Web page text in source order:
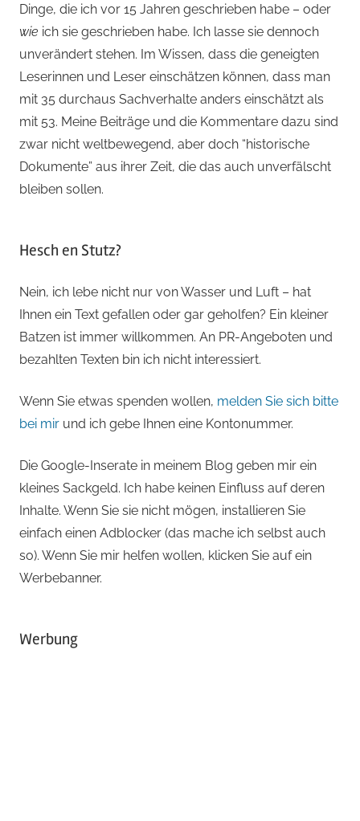
Dinge, die ich vor 15 Jahren geschrieben habe – oder
wie ich sie geschrieben habe. Ich lasse sie dennoch
unverändert stehen. Im Wissen, dass die geneigten
Leserinnen und Leser einschätzen können, dass man
mit 35 durchaus Sachverhalte anders einschätzt als
mit 53. Meine Beiträge und die Kommentare dazu sind
zwar nicht weltbewegend, aber doch “historische
Dokumente” aus ihrer Zeit, die das auch unverfälscht
bleiben sollen.
Hesch en Stutz?
Nein, ich lebe nicht nur von Wasser und Luft – hat
Ihnen ein Text gefallen oder gar geholfen? Ein kleiner
Batzen ist immer willkommen. An PR-Angeboten und
bezahlten Texten bin ich nicht interessiert.
Wenn Sie etwas spenden wollen, melden Sie sich bitte
bei mir und ich gebe Ihnen eine Kontonummer.
Die Google-Inserate in meinem Blog geben mir ein
kleines Sackgeld. Ich habe keinen Einfluss auf deren
Inhalte. Wenn Sie sie nicht mögen, installieren Sie
einfach einen Adblocker (das mache ich selbst auch
so). Wenn Sie mir helfen wollen, klicken Sie auf ein
Werbebanner.
Werbung